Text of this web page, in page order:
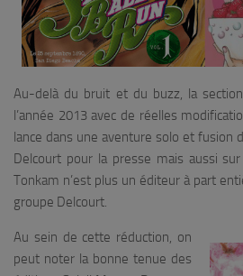
Au-delà du bruit et du buzz, la
l’année 2013 avec de réelles
lance dans une aventure solo et fusion
Delcourt pour la presse mais aussi
Tonkam n’est plus un éditeur à part
groupe Delcourt.
Au sein de cette réduction, on
peut noter la bonne tenue des